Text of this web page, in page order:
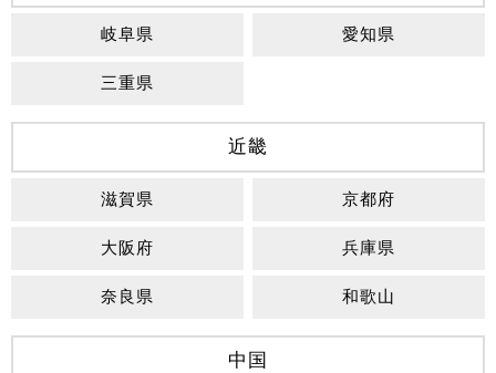
岐阜県 愛知県
三重県
近畿
滋賀県 京都府
大阪府 兵庫県
奈良県 和歌山
中国